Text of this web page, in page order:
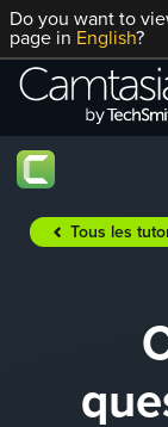
Passer
directement
contenu
Do you want to
page in English?
Tous les